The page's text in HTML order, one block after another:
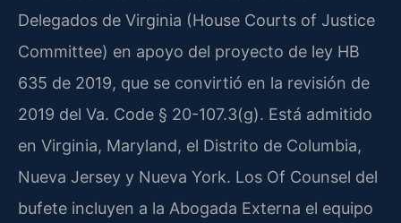
Delegados de Virginia (House Courts of Justice
Committee) en apoyo del proyecto de ley HB
635 de 2019, que se convirtió en la revisión de
2019 del Va. Code § 20-107.3(g). Está admitido
en Virginia, Maryland, el Distrito de Columbia,
Nueva Jersey y Nueva York. Los Of Counsel del
bufete incluyen a la Abogada Externa el equipo